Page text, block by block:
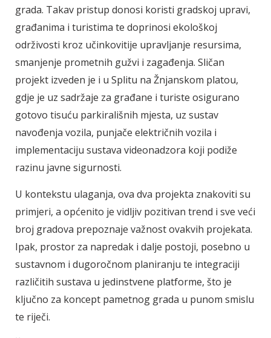
grada. Takav pristup donosi koristi gradskoj upravi,
građanima i turistima te doprinosi ekološkoj
održivosti kroz učinkovitije upravljanje resursima,
smanjenje prometnih gužvi i zagađenja. Sličan
projekt izveden je i u Splitu na Žnjanskom platou,
gdje je uz sadržaje za građane i turiste osigurano
gotovo tisuću parkirališnih mjesta, uz sustav
navođenja vozila, punjače električnih vozila i
implementaciju sustava videonadzora koji podiže
razinu javne sigurnosti.
U kontekstu ulaganja, ova dva projekta znakoviti su
primjeri, a općenito je vidljiv pozitivan trend i sve veći
broj gradova prepoznaje važnost ovakvih projekata.
Ipak, prostor za napredak i dalje postoji, posebno u
sustavnom i dugoročnom planiranju te integraciji
različitih sustava u jedinstvene platforme, što je
ključno za koncept pametnog grada u punom smislu
te riječi.